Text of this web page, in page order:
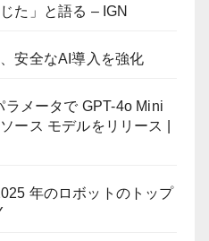
た」と語る – IGN
安全なAI導入を強化
ラメータで GPT-4o Mini
ース モデルをリリース |
年のロボットのトップ